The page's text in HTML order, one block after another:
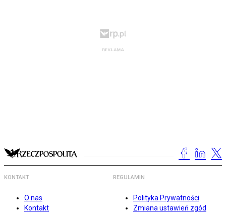
KONTAKT
O nas
Kontakt
REGULAMIN
Polityka Prywatności
Zmiana ustawień zgód